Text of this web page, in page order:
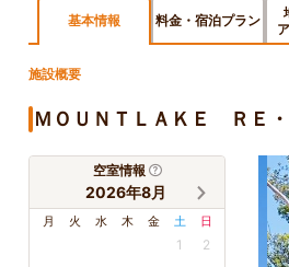
基本情報 料金・宿泊プラン
施設概要
ＭＯＵＮＴＬＡＫＥ ＲＥ
空室情報
2026年8月
月 火 水 木 金 土 日
1 2